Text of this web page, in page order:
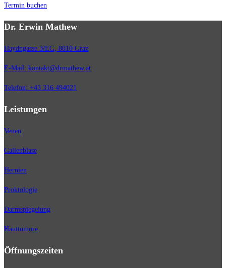
Termin buchen
Dr. Erwin Mathew
Haydngasse 3/EG, 8010 Graz
E-Mail: kontakt@drmathew.at
Telefon: +43 316 494021
Leistungen
Venen
Gallenblase
Hernien
Proktologie
Darmspiegelung
Hauttumore
Öffnungszeiten